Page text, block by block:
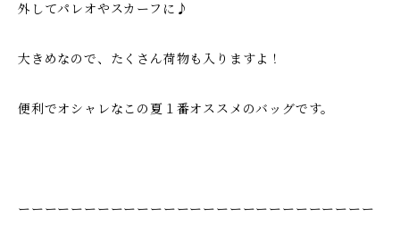
外してパレオやスカーフに♪
大きめなので、たくさん荷物も入りますよ！
便利でオシャレなこの夏１番オススメのバッグです。
ーーーーーーーーーーーーーーーーーーーーーーーーーーー